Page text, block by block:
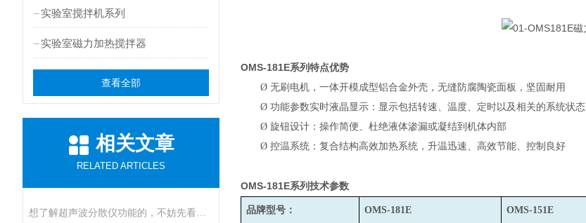
实验室搅拌机系列
实验室磁力加热搅拌器
查看全部
相关文章
RELATED ARTICLES
OMS-181E系列特点优势
Ø 无刷电机，一体开模成型铝合金外壳，无缝防腐陶瓷面板，坚固耐用
Ø 功能参数实时液晶显示：显示包括转速、温度、定时以及相关的系统状态
Ø 旋钮设计：操作简便、杜绝液体渗漏或凝结到机体内部
Ø 控温系统：复合结构高效加热系统，升温迅速、高效节能、控制良好
OMS-181E系列技术参数
品牌型号： OMS-181E OMS-151E